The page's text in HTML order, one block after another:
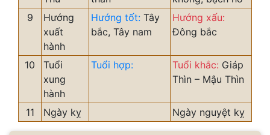
9
Hướng
xuất
hành
Hướng tốt: Tây
bắc, Tây nam
Hướng xấu:
Đông bắc
10
Tuổi
xung
hành
Tuổi hợp: Tuổi khắc: Giáp
Thìn – Mậu Thìn
11 Ngày kỵ Ngày nguyệt kỵ